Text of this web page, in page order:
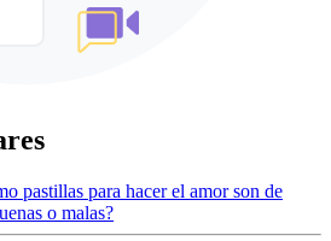
pastillas para hacer el amor son de
o malas?